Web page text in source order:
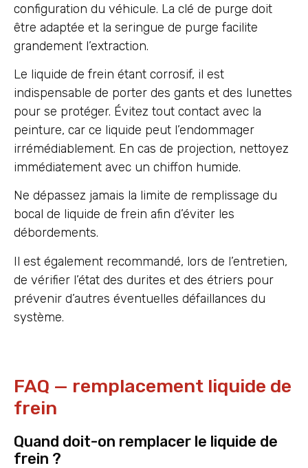
configuration du véhicule. La clé de purge doit
être adaptée et la seringue de purge facilite
grandement l’extraction.
Le liquide de frein étant corrosif, il est
indispensable de porter des gants et des lunettes
pour se protéger. Évitez tout contact avec la
peinture, car ce liquide peut l’endommager
irrémédiablement. En cas de projection, nettoyez
immédiatement avec un chiffon humide.
Ne dépassez jamais la limite de remplissage du
bocal de liquide de frein afin d’éviter les
débordements.
Il est également recommandé, lors de l’entretien,
de vérifier l’état des durites et des étriers pour
prévenir d’autres éventuelles défaillances du
système.
FAQ — remplacement liquide de
frein
Quand doit-on remplacer le liquide de
frein ?